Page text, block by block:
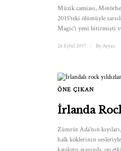
Müzik camiası,
2015'teki ölümüyle
Magic'i yeni bitirmişti
26 Eylül 2017 ByAyyaş
ÖNE ÇIKAN
İrlanda
Zümrüt Ada'nın
halk köklerinin sesleriyle